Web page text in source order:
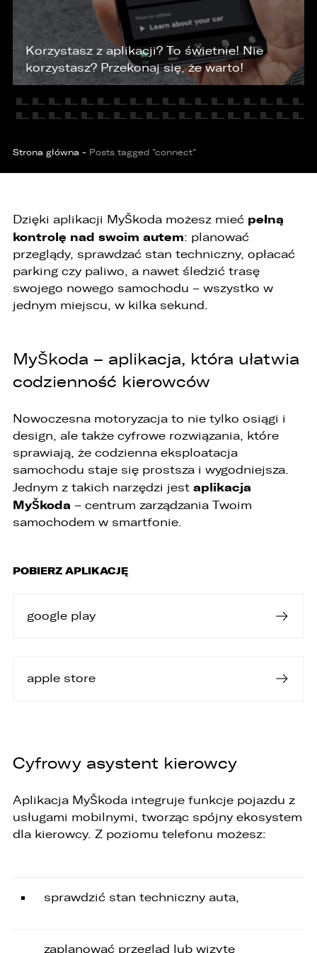
KONTAKT
Korzystasz z aplikacji? To świetnie!Nie
korzystasz? Przekonaj się, że warto!
Strona główna - Posts tagged "connect"
Dzięki aplikacji MyŠkoda możesz mieć pełną
kontrolę nad swoim autem: planować
przeglądy, sprawdzać stan techniczny, opłacać
parking czy paliwo, a nawet śledzić trasę
swojego nowego samochodu – wszystko w
jednym miejscu, w kilka sekund.
MyŠkoda – aplikacja, która ułatwia
codzienność kierowców
Nowoczesna motoryzacja to nie tylko osiągi i
design, ale także cyfrowe rozwiązania, które
sprawiają, że codzienna eksploatacja
samochodu staje się prostsza i wygodniejsza.
Jednym z takich narzędzi jest aplikacja
MyŠkoda – centrum zarządzania Twoim
samochodem w smartfonie.
POBIERZ APLIKACJĘ
google play
apple store
Cyfrowy asystent kierowcy
Aplikacja MyŠkoda integruje funkcje pojazdu z
usługami mobilnymi, tworząc spójny ekosystem
dla kierowcy. Z poziomu telefonu możesz:
sprawdzić stan techniczny auta,
zaplanować przegląd lub wizytę
PORÓWNYWARKA JEST PEŁNA!
W porównywarce mogą znajdować się
jednocześnie trzy samochody.
Wybierz samochód, który mamy zastąpić
Audi Q7 45 TDI quattro.
UDOSTĘPNIANIE
Wybierz gdzie chcesz udostępnić ofertę.